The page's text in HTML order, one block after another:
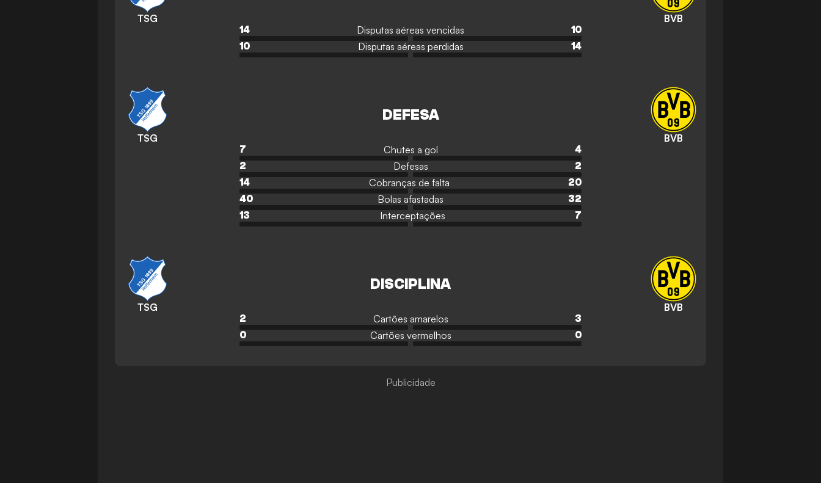
TSG BVB
14 Disputas aéreas vencidas
10
10
Disputas aéreas perdidas 14
TSG
DEFESA
BVB
7 Chutes a gol
4
2
Defesas
2
14
Cobranças de falta
20
40
Bolas afastadas
32
13
Interceptações 7
TSG
DISCIPLINA
BVB
2 Cartões amarelos
3
0
Cartões vermelhos 0